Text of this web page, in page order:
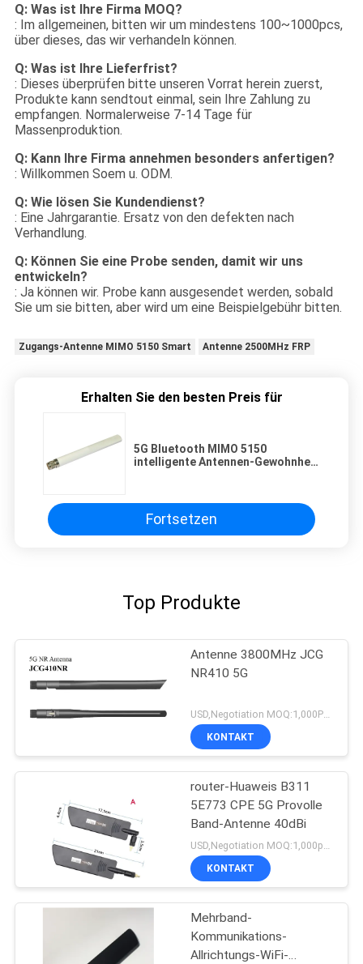
Q: Was ist Ihre Firma MOQ?
: Im allgemeinen, bitten wir um mindestens 100~1000pcs,
über dieses, das wir verhandeln können.
Q: Was ist Ihre Lieferfrist?
: Dieses überprüfen bitte unseren Vorrat herein zuerst,
Produkte kann sendtout einmal, sein Ihre Zahlung zu
empfangen. Normalerweise 7-14 Tage für
Massenproduktion.
Q: Kann Ihre Firma annehmen besonders anfertigen?
: Willkommen Soem u. ODM.
Q: Wie lösen Sie Kundendienst?
: Eine Jahrgarantie. Ersatz von den defekten nach
Verhandlung.
Q: Können Sie eine Probe senden, damit wir uns
entwickeln?
: Ja können wir. Probe kann ausgesendet werden, sobald
Sie um sie bitten, aber wird um eine Beispielgebühr bitten.
Zugangs-Antenne MIMO 5150 Smart Antenne 2500MHz FRP
Erhalten Sie den besten Preis für
5G Bluetooth MIMO 5150
intelligente Antennen-Gewohnheit
Fortsetzen
Top Produkte
Antenne 3800MHz JCG
NR410 5G
KONTAKT
router-Huaweis B311
5E773 CPE 5G Provolle
Band-Antenne 40dBi
USD,Negotiation MOQ:1,000pcs
KONTAKT
Mehrband-
Kommunikations-
Allrichtungs-WiFi-